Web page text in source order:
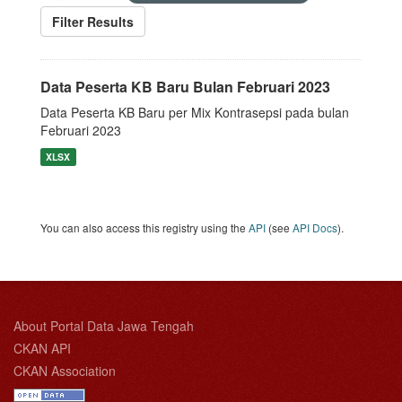
Filter Results
Data Peserta KB Baru Bulan Februari 2023
Data Peserta KB Baru per Mix Kontrasepsi pada bulan
Februari 2023
XLSX
You can also access this registry using the API (see API Docs).
About Portal Data Jawa Tengah
CKAN API
CKAN Association